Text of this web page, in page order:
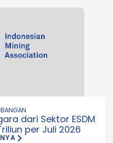
dari Sektor ESDM
per Juli 2026